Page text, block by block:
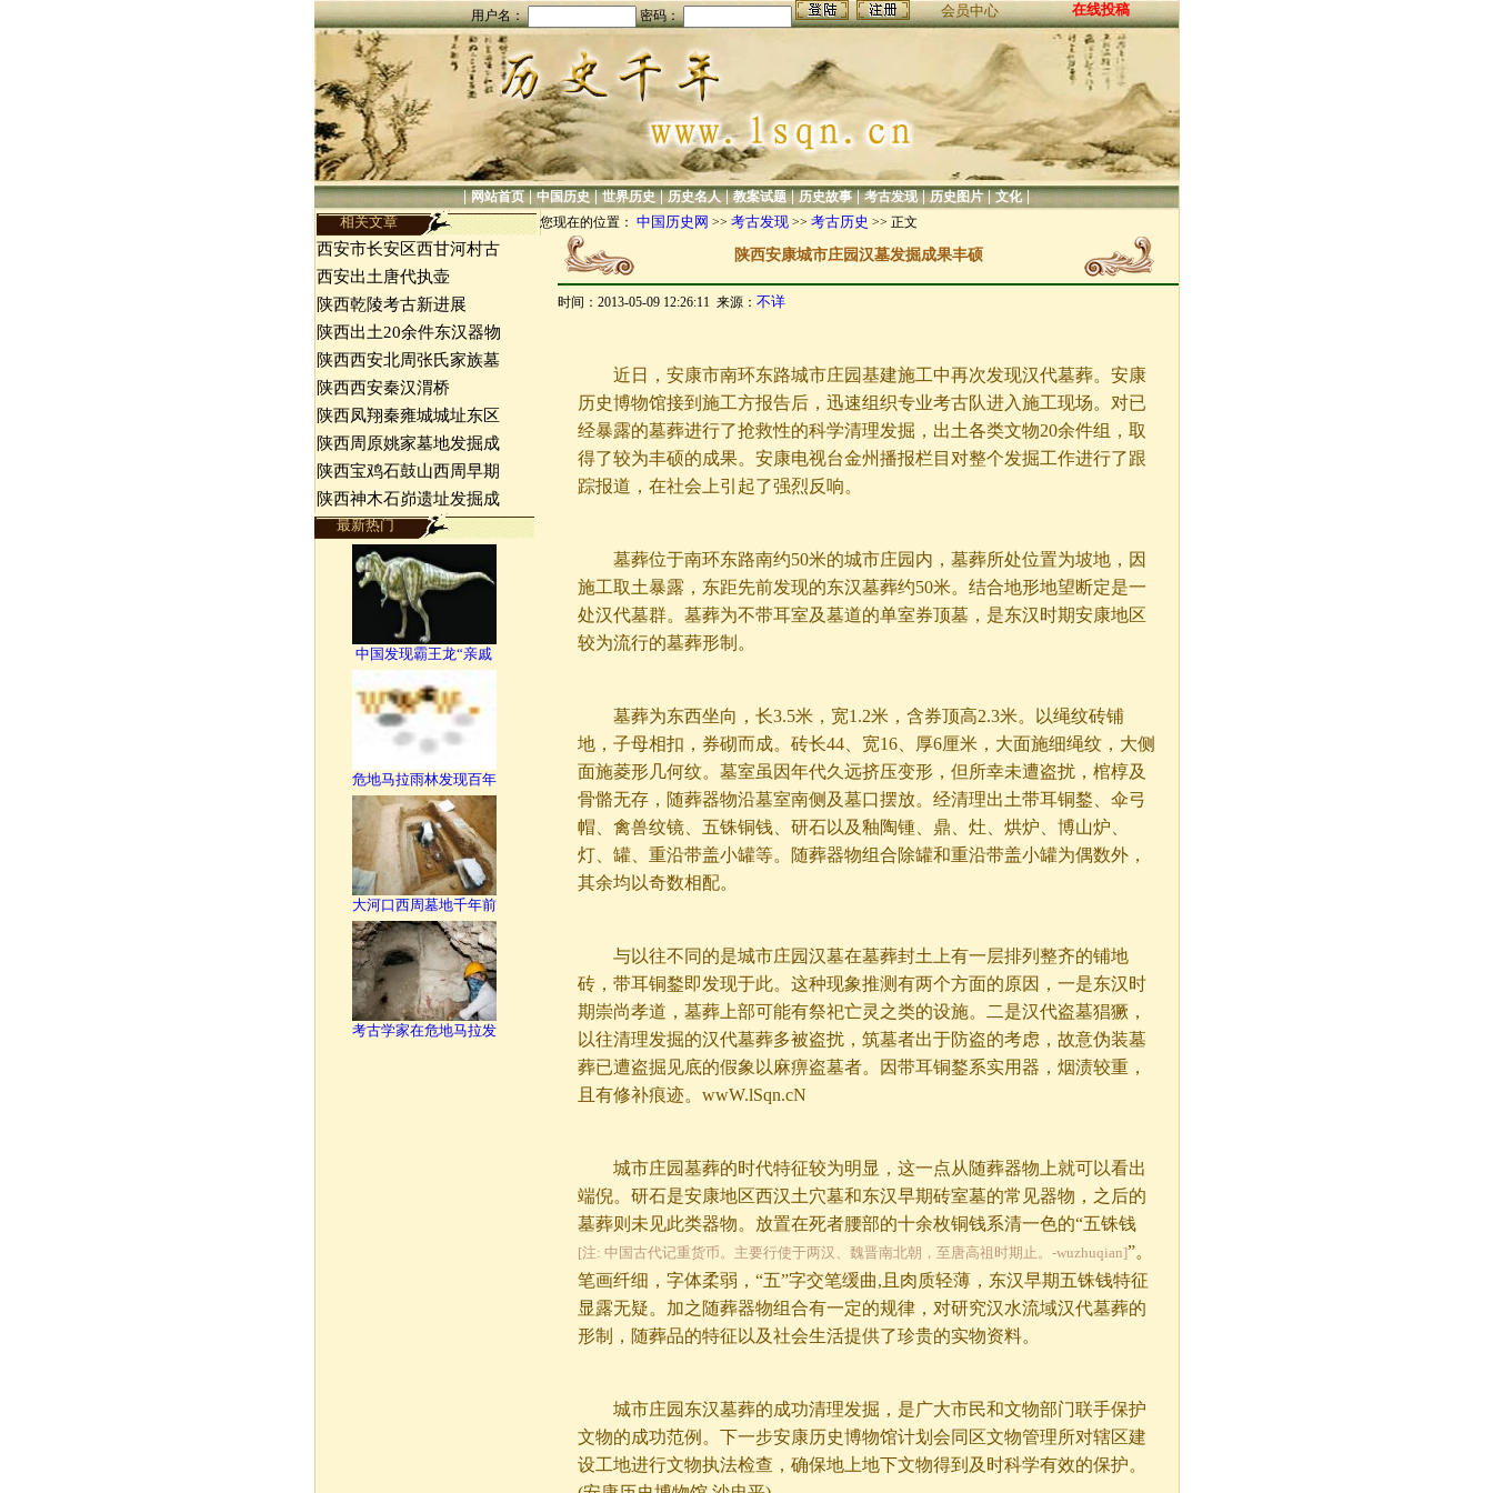
用户名： 密码： 会员中心 在线投稿
|网站首页|中国历史|世界历史|历史名人|教案试题|历史故事|考古发现|历史图片|文化|
相关文章
您现在的位置： 中国历史网 >> 考古发现>> 考古历史 >> 正文
西安市长安区西甘河村古
西安出土唐代执壶
陕西乾陵考古新进展
陕西出土20余件东汉器物
陕西西安北周张氏家族墓
陕西西安秦汉渭桥
陕西凤翔秦雍城城址东区
陕西周原姚家墓地发掘成
陕西宝鸡石鼓山西周早期
陕西神木石峁遗址发掘成
最新热门
中国发现霸王龙“亲戚
危地马拉雨林发现百年
大河口西周墓地千年前
考古学家在危地马拉发
陕西安康城市庄园汉墓发掘成果丰硕
时间：2013-05-09 12:26:11 来源： 不详
近日，安康市南环东路城市庄园基建施工中再次发现汉代墓葬。安康
历史博物馆接到施工方报告后，迅速组织专业考古队进入施工现场。对已
经暴露的墓葬进行了抢救性的科学清理发掘，出土各类文物20余件组，取
得了较为丰硕的成果。安康电视台金州播报栏目对整个发掘工作进行了跟
踪报道，在社会上引起了强烈反响。
墓葬位于南环东路南约50米的城市庄园内，墓葬所处位置为坡地，因
施工取土暴露，东距先前发现的东汉墓葬约50米。结合地形地望断定是一
处汉代墓群。墓葬为不带耳室及墓道的单室券顶墓，是东汉时期安康地区
较为流行的墓葬形制。
墓葬为东西坐向，长3.5米，宽1.2米，含券顶高2.3米。以绳纹砖铺
地，子母相扣，券砌而成。砖长44、宽16、厚6厘米，大面施细绳纹，大侧
面施菱形几何纹。墓室虽因年代久远挤压变形，但所幸未遭盗扰，棺椁及
骨骼无存，随葬器物沿墓室南侧及墓口摆放。经清理出土带耳铜鍪、伞弓
帽、禽兽纹镜、五铢铜钱、研石以及釉陶锺、鼎、灶、烘炉、博山炉、
灯、罐、重沿带盖小罐等。随葬器物组合除罐和重沿带盖小罐为偶数外，
其余均以奇数相配。
与以往不同的是城市庄园汉墓在墓葬封土上有一层排列整齐的铺地
砖，带耳铜鍪即发现于此。这种现象推测有两个方面的原因，一是东汉时
期崇尚孝道，墓葬上部可能有祭祀亡灵之类的设施。二是汉代盗墓猖獗，
以往清理发掘的汉代墓葬多被盗扰，筑墓者出于防盗的考虑，故意伪装墓
葬已遭盗掘见底的假象以麻痹盗墓者。因带耳铜鍪系实用器，烟渍较重，
且有修补痕迹。wwW.lSqn.cN
城市庄园墓葬的时代特征较为明显，这一点从随葬器物上就可以看出
端倪。研石是安康地区西汉土穴墓和东汉早期砖室墓的常见器物，之后的
墓葬则未见此类器物。放置在死者腰部的十余枚铜钱系清一色的“五铢钱
[注: 中国古代记重货币。主要行使于两汉、魏晋南北朝，至唐高祖时期止。-wuzhuqian]”。
笔画纤细，字体柔弱，“五”字交笔缓曲,且肉质轻薄，东汉早期五铢钱特征
显露无疑。加之随葬器物组合有一定的规律，对研究汉水流域汉代墓葬的
形制，随葬品的特征以及社会生活提供了珍贵的实物资料。
城市庄园东汉墓葬的成功清理发掘，是广大市民和文物部门联手保护
文物的成功范例。下一步安康历史博物馆计划会同区文物管理所对辖区建
设工地进行文物执法检查，确保地上地下文物得到及时科学有效的保护。